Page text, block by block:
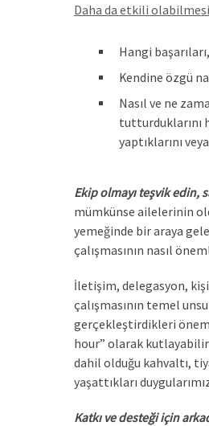
Daha da etkili
Hangi başarıları,
Kendine özgü
Nasıl ve ne
tutturduklarını
yaptıklarını
Ekip olmayı teşvik edin,
mümkünse ailelerinin
yemeğinde bir araya
çalışmasının nasıl
İletişim, delegasyon,
çalışmasının temel
gerçekleştirdikleri
hour” olarak kutlayabilir
dahil olduğu kahvaltı,
yaşattıkları
Katkı ve desteği için